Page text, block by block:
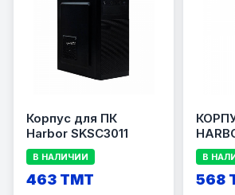
Корпус для ПК
Harbor SKSC3011
В НАЛИЧИИ
463 TMT
В
568